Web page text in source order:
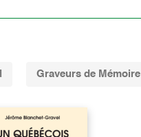
Graveurs de Mémoire